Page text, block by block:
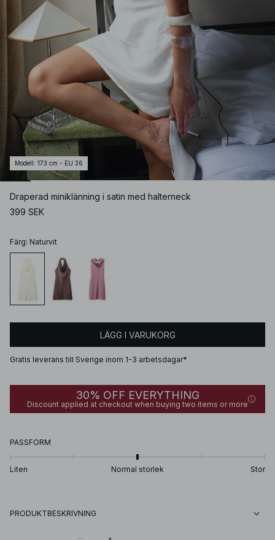
Modell : 173 cm - EU 36
Draperad miniklänning i satin med halterneck
399 SEK
Färg: Naturvit
LÄGG I VARUKORG
Gratis leverans till Sverige inom 1-3 arbetsdagar*
30% OFF EVERYTHING
Discount applied at checkout when buying two items or more
PASSFORM
Liten Normal storlek Stor
PRODUKTBESKRIVNING